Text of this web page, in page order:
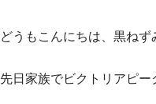
どうもこんにちは、黒ねず
先日家族でビクトリアピー